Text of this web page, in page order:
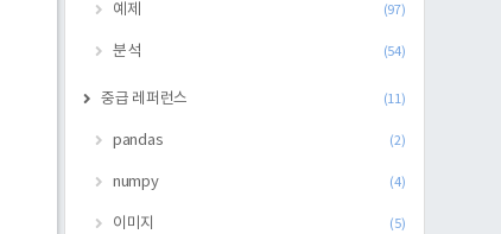
예제 (97)
분석 (54)
중급 레퍼런스 (11)
pandas (2)
numpy (4)
이미지 (5)